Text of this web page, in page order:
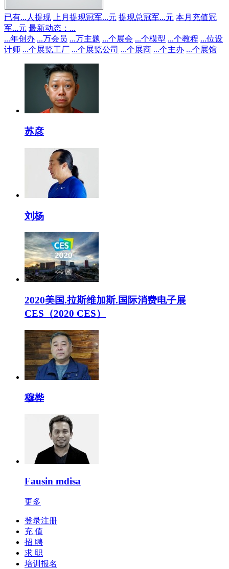
已有... 人提现 上月提现冠军...元 提现总冠军...元 本月充值冠
军...元 最新动态： ...
...年创办 ...万会员 ...万主题 ...个展会 ...个模型 ...个教程 ...位设
计师 ...个展览工厂 ...个展览公司 ...个展商 ...个主办 ...个展馆
苏彦
刘杨
2020美国.拉斯维加斯.国际消费电子展
CES（2020 CES）
穆桦
Fausin mdisa
更多
登录注册
充 值
招 聘
求 职
培训报名